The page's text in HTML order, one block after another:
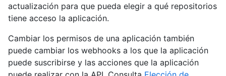
actualización para que pueda elegir a qué repositorios
tiene acceso la aplicación.
Cambiar los permisos de una aplicación también
puede cambiar los webhooks a los que la aplicación
puede suscribirse y las acciones que la aplicación